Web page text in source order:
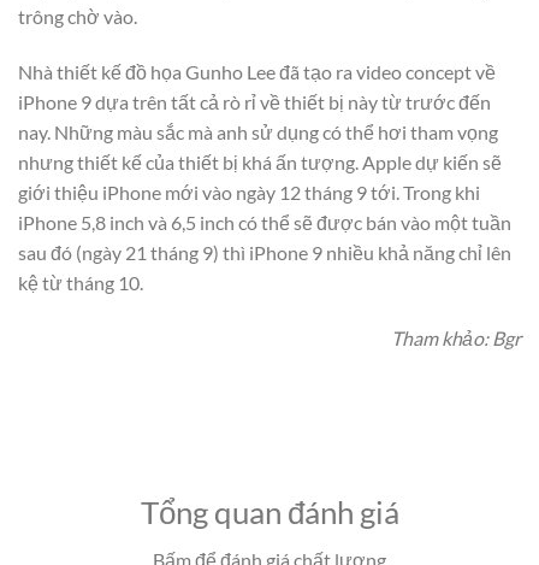
trông chờ vào.
Nhà thiết kế đồ họa Gunho Lee đã tạo ra video concept về
iPhone 9 dựa trên tất cả rò rỉ về thiết bị này từ trước đến
nay. Những màu sắc mà anh sử dụng có thể hơi tham vọng
nhưng thiết kế của thiết bị khá ấn tượng. Apple dự kiến sẽ
giới thiệu iPhone mới vào ngày 12 tháng 9 tới. Trong khi
iPhone 5,8 inch và 6,5 inch có thể sẽ được bán vào một tuần
sau đó (ngày 21 tháng 9) thì iPhone 9 nhiều khả năng chỉ lên
kệ từ tháng 10.
Tham khảo: Bgr
Tổng quan đánh giá
Bấm để đánh giá chất lượng